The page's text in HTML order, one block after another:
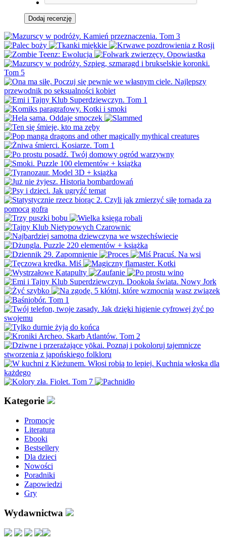
Dodaj recenzję
Kategorie
Promocje
Literatura
Ebooki
Bestsellery
Dla dzieci
Nowości
Poradniki
Zapowiedzi
Gry
Wydawnictwa